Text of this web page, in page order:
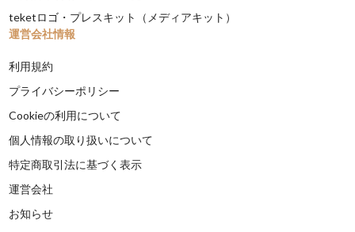
teketロゴ・プレスキット（メディアキット）
運営会社情報
利用規約
プライバシーポリシー
Cookieの利用について
個人情報の取り扱いについて
特定商取引法に基づく表示
運営会社
お知らせ